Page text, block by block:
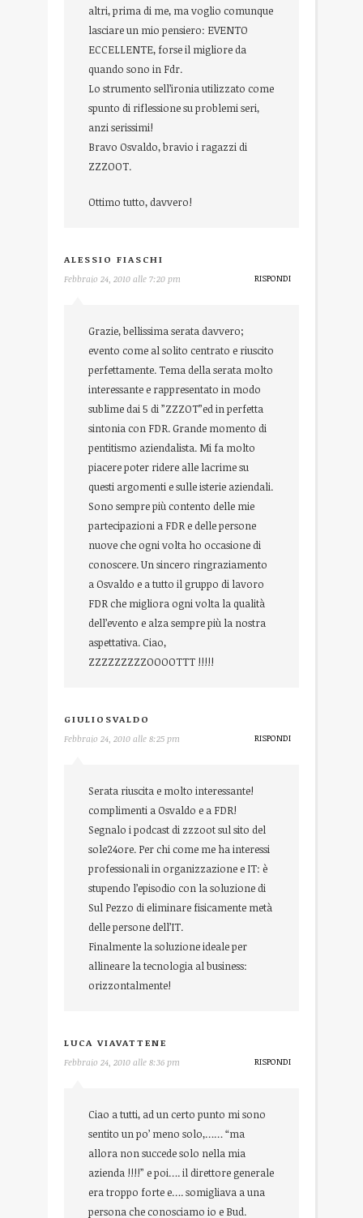
altri, prima di me, ma voglio comunque
lasciare un mio pensiero: EVENTO
ECCELLENTE, forse il migliore da
quando sono in Fdr.
Lo strumento sell’ironia utilizzato come
spunto di riflessione su problemi seri,
anzi serissimi!
Bravo Osvaldo, bravio i ragazzi di
ZZZOOT.
Ottimo tutto, davvero!
ALESSIO FIASCHI
Febbraio 24, 2010 alle 7:20 pm
Grazie, bellissima serata davvero;
evento come al solito centrato e riuscito
perfettamente. Tema della serata molto
interessante e rappresentato in modo
sublime dai 5 di ”ZZZOT”ed in perfetta
sintonia con FDR. Grande momento di
pentitismo aziendalista. Mi fa molto
piacere poter ridere alle lacrime su
questi argomenti e sulle isterie aziendali.
Sono sempre più contento delle mie
partecipazioni a FDR e delle persone
nuove che ogni volta ho occasione di
conoscere. Un sincero ringraziamento
a Osvaldo e a tutto il gruppo di lavoro
FDR che migliora ogni volta la qualità
dell’evento e alza sempre più la nostra
aspettativa. Ciao,
ZZZZZZZZZOOOOTTT !!!!!
RISPONDI
GIULIOSVALDO
Febbraio 24, 2010 alle 8:25 pm
Serata riuscita e molto interessante!
complimenti a Osvaldo e a FDR!
Segnalo i podcast di zzzoot sul sito del
sole24ore. Per chi come me ha interessi
professionali in organizzazione e IT: è
stupendo l’episodio con la soluzione di
Sul Pezzo di eliminare fisicamente metà
delle persone dell’IT.
Finalmente la soluzione ideale per
allineare la tecnologia al business:
orizzontalmente!
RISPONDI
LUCA VIAVATTENE
Febbraio 24, 2010 alle 8:36 pm
Ciao a tutti, ad un certo punto mi sono
sentito un po’ meno solo,…… “ma
allora non succede solo nella mia
azienda !!!!” e poi…. il direttore generale
era troppo forte e…. somigliava a una
persona che conosciamo io e Bud.
RISPONDI